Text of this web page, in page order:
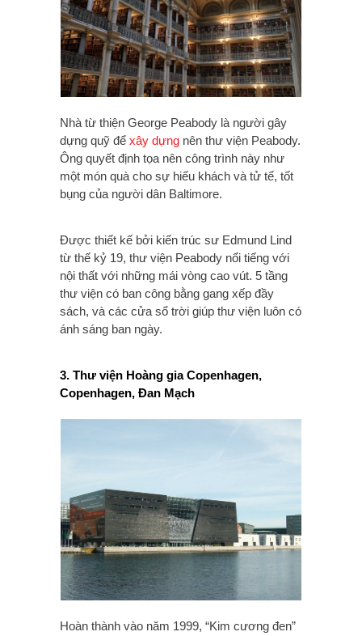
Nhà từ thiện George Peabody là người gây
dựng quỹ để xây dựng nên thư viện Peabody.
Ông quyết định tọa nên công trình này như
một món quà cho sự hiếu khách và tử tế, tốt
bụng của người dân Baltimore.
Được thiết kế bởi kiến trúc sư Edmund Lind
từ thế kỷ 19, thư viện Peabody nổi tiếng với
nội thất với những mái vòng cao vút. 5 tầng
thư viện có ban công bằng gang xếp đầy
sách, và các cửa sổ trời giúp thư viện luôn có
ánh sáng ban ngày.
3. Thư viện Hoàng gia Copenhagen,
Copenhagen, Đan Mạch
Hoàn thành vào năm 1999, “Kim cương đen”